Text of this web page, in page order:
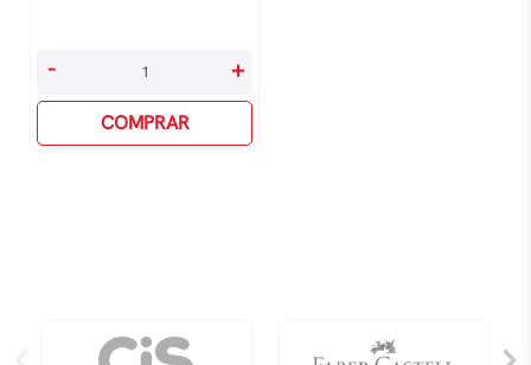
O
Minha
- +
COMPRAR